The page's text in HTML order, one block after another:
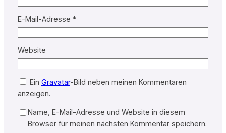
E-Mail-Adresse *
Website
Ein Gravatar-Bild neben meinen Kommentaren
anzeigen.
Name, E-Mail-Adresse und Website in diesem
Browser für meinen nächsten Kommentar speichern.